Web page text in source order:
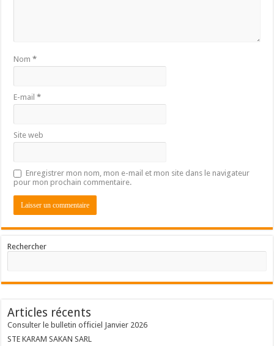
Nom*
E-mail*
Site web
Enregistrer mon nom, mon e-mail et mon site dans le navigateur
pour mon prochain commentaire.
Rechercher
Articles récents
Consulter le bulletin officiel Janvier 2026
STE KARAM SAKAN SARL